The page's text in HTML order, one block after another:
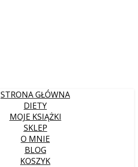
STRONA GŁÓWNA
DIETY
MOJE KSIĄŻKI
SKLEP
O MNIE
BLOG
KOSZYK